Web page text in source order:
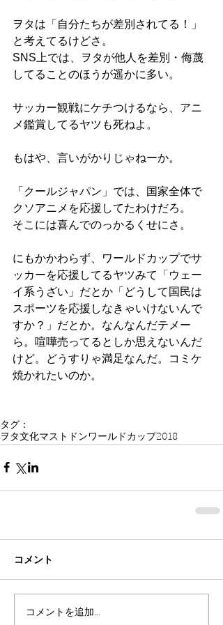
ヲタは「自分たちが差別されてる！」
と考えてるけどさ。
SNS上では、ヲタが他人を差別・侮蔑
してることのほうが遥かに多い。
サッカー観戦にケチつけるなら、アニ
メ鑑賞してるヤツも死ねよ。
もはや、言いがかりじゃねーか。
「クールジャパン」では、国家全体で
クソアニメを応援してたわけだろ。
そこには喜んでのっかるくせにさ。
にもかかわらず、ワールドカップでサ
ッカーを応援してるヤツみて「ウェー
イ系うざい」だとか「どうして国民は
スポーツを応援しなきゃいけないんで
すか？」だとか。なんなんだテメー
ら。喧嘩売ってるとしか思えないんだ
けど。どうすりゃ満足なんだ。コミケ
焼かれたいのか。
タグ：
ヲタ文化マストドンワールドカップ2018
コメント
コメントを追加…